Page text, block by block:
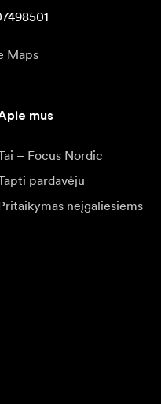
Maps
mus
– Focus Nordic
pardavėju
neįgaliesiems